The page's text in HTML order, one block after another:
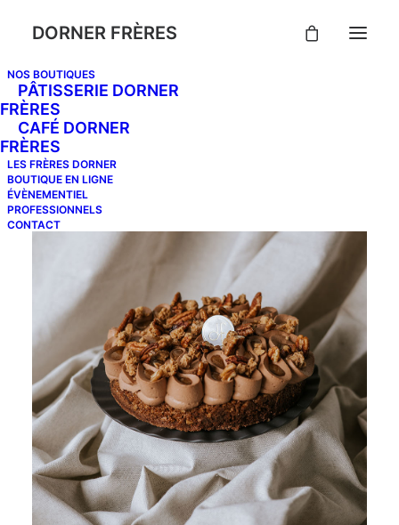
DORNER FRÈRES
NOS BOUTIQUES
PÂTISSERIE DORNER
FRÈRES
CAFÉ DORNER
FRÈRES
LES FRÈRES DORNER
BOUTIQUE EN LIGNE
ÉVÈNEMENTIEL
PROFESSIONNELS
CONTACT